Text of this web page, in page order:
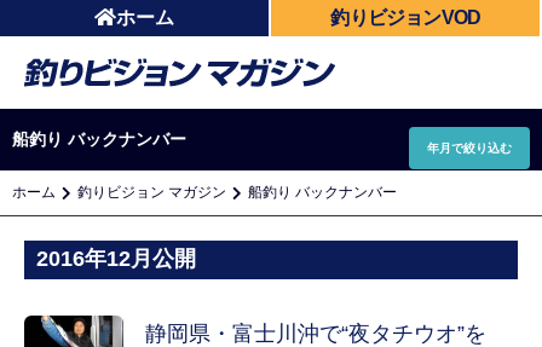
ホーム 釣りビジョンVOD
船釣り バックナンバー 年月で絞り込む
ホーム 釣りビジョン マガジン 船釣り バックナンバー
2016年12月公開
静岡県・富士川沖で“夜タチウオ”を